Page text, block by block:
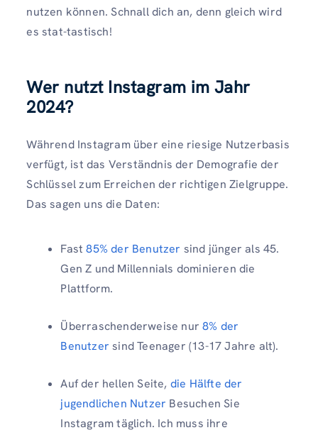
nutzen können. Schnall dich an, denn gleich wird
es stat-tastisch!
Wer nutzt Instagram im Jahr
2024?
Während Instagram über eine riesige Nutzerbasis
verfügt, ist das Verständnis der Demografie der
Schlüssel zum Erreichen der richtigen Zielgruppe.
Das sagen uns die Daten:
Fast85% der Benutzer sind jünger als 45.
Gen Z und Millennials dominieren die
Plattform.
Überraschenderweise nur8% der
Benutzer sind Teenager (13-17 Jahre alt).
Auf der hellen Seite, die Hälfte der
jugendlichen Nutzer Besuchen Sie
Instagram täglich. Ich muss ihre